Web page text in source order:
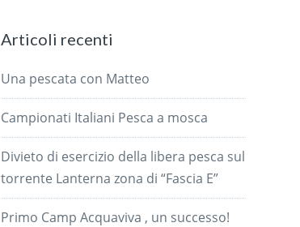
Articoli recenti
Una pescata con Matteo
Campionati Italiani Pesca a mosca
Divieto di esercizio della libera pesca sul
torrente Lanterna zona di “Fascia E”
Primo Camp Acquaviva , un successo!